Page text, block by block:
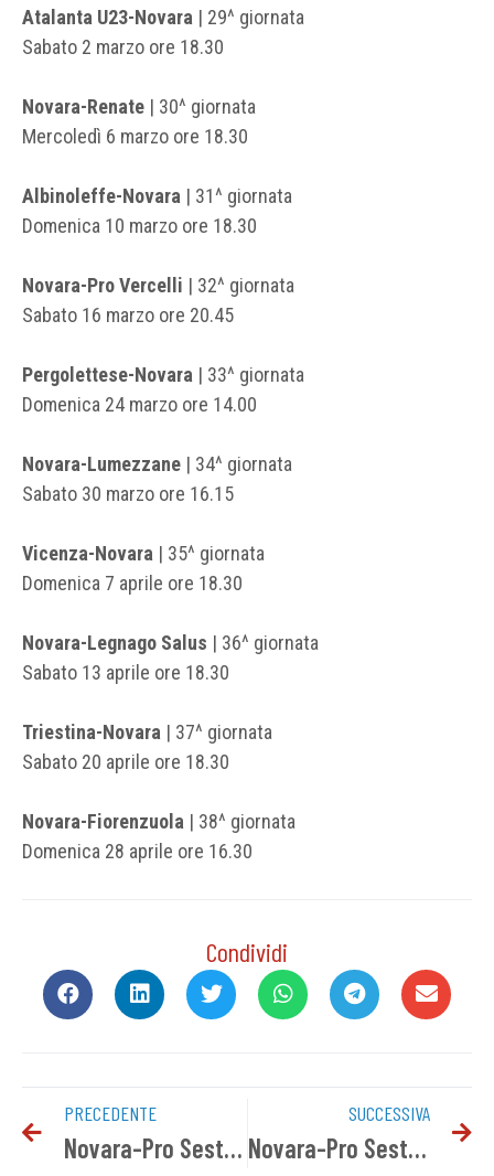
Atalanta U23-Novara | 29^ giornata
Sabato 2 marzo ore 18.30
Novara-Renate | 30^ giornata
Mercoledì 6 marzo ore 18.30
Albinoleffe-Novara | 31^ giornata
Domenica 10 marzo ore 18.30
Novara-Pro Vercelli | 32^ giornata
Sabato 16 marzo ore 20.45
Pergolettese-Novara | 33^ giornata
Domenica 24 marzo ore 14.00
Novara-Lumezzane | 34^ giornata
Sabato 30 marzo ore 16.15
Vicenza-Novara | 35^ giornata
Domenica 7 aprile ore 18.30
Novara-Legnago Salus | 36^ giornata
Sabato 13 aprile ore 18.30
Triestina-Novara | 37^ giornata
Sabato 20 aprile ore 18.30
Novara-Fiorenzuola | 38^ giornata
Domenica 28 aprile ore 16.30
Condividi
PRECEDENTE
Novara-Pro Sesto: i convocati azzurri
SUCCESSIVA
Novara-Pro Sesto 1-0 | Tabellino del match